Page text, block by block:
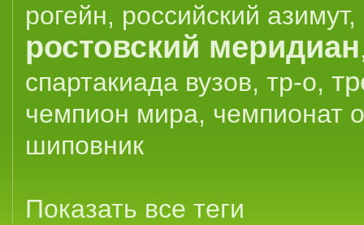
рогейн, российский азимут,
ростовский меридиан
спартакиада вузов, тр-о,
чемпион мира, чемпионат
шиповник
Показать все теги